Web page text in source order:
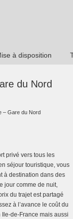
à disposition
du Nord
– Gare du Nord
privé vers tous les
séjour touristique, vous
à destination dans des
jour comme de nuit,
du trajet est partagé
à l’avance le coût du
de-France mais aussi